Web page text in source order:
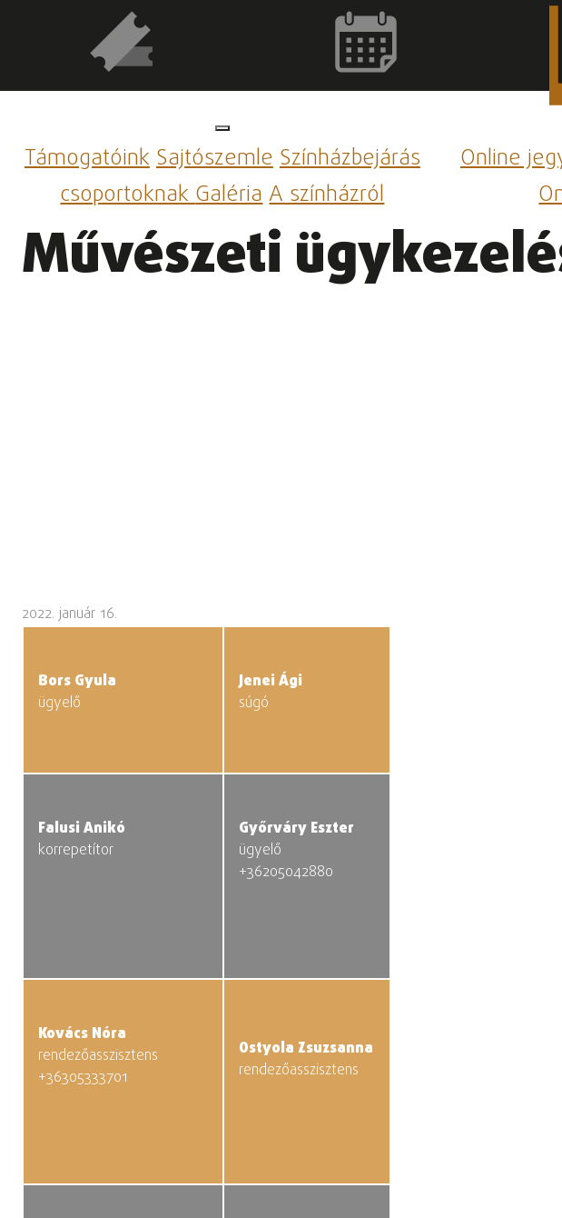
TámogatóinkSajtószemleSzínházbejárás
csoportoknakGalériaA színházról
Online
Művészeti
2022. január 16.
Bors Gyula
ügyelő
Jenei Ági
súgó
Falusi Anikó
korrepetítor
Győrváry Eszter
ügyelő
+36205042880
Kovács Nóra
rendezőasszisztens
+36305333701
Ostyola Zsuzsanna
rendezőasszisztens